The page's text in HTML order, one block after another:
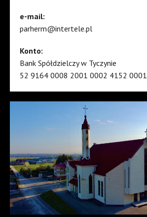
e-mail:
parherm@intertele.pl
Konto:
Bank Spółdzielczy w Tyczynie
52 9164 0008 2001 0002 4152 0001